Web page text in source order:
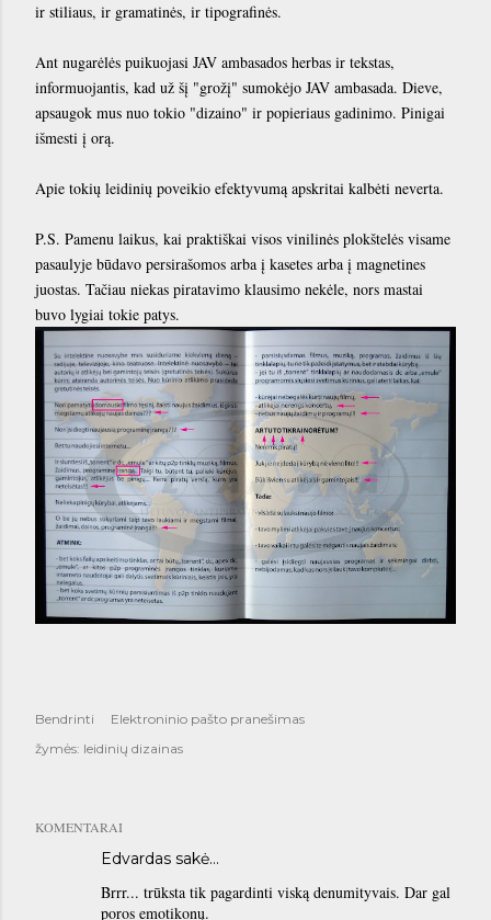
ir stiliaus, ir gramatinės, ir tipografinės.
Ant nugarėlės puikuojasi JAV ambasados herbas ir tekstas,
informuojantis, kad už šį "grožį" sumokėjo JAV ambasada. Dieve,
apsaugok mus nuo tokio "dizaino" ir popieriaus gadinimo. Pinigai
išmesti į orą.
Apie tokių leidinių poveikio efektyvumą apskritai kalbėti neverta.
P.S. Pamenu laikus, kai praktiškai visos vinilinės plokštelės visame
pasaulyje būdavo persirašomos arba į kasetes arba į magnetines
juostas. Tačiau niekas piratavimo klausimo nekėle, nors mastai
buvo lygiai tokie patys.
Bendrinti
Elektroninio pašto pranešimas
žymės: leidinių dizainas
KOMENTARAI
Edvardas sakė…
Brrr... trūksta tik pagardinti viską denumityvais. Dar gal
poros emotikonų.